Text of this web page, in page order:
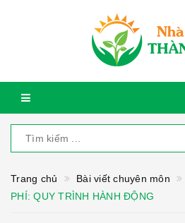
Trang chủ Bài viết chuyên môn
PHÍ: QUY TRÌNH HÀNH ĐỘNG